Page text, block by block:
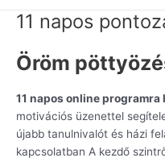
11 napos
Öröm
11 napos online programra
motivációs üzenettel
újabb tanulnivalót és házi
kapcsolatban A kezdő